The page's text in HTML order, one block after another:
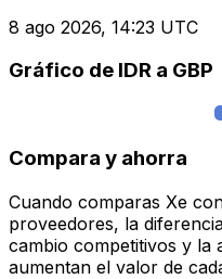
8 ago 2026, 14:23 UTC
Gráfico de IDR a GBP
Compara y ahorra
Cuando comparas Xe
proveedores, la
cambio competitivos y la
aumentan el valor de